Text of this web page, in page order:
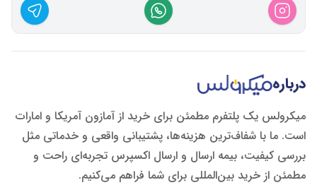
درباره
میکرولس یک پلتفرم مطمئن برای خرید از آمازون آمریکا و امارات
است. ما با شفاف‌ترین هزینه‌ها، پشتیبانی واقعی و خدماتی مثل
بررسی کیفیت، بیمه ارسال و ارسال اکسپرس تجربه‌ای راحت و
مطمئن از خرید بین‌المللی برای شما فراهم می‌کنیم.